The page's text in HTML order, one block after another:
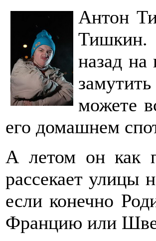
Антон
Тишкин.
назад
можете
его домашнем
А летом он как
рассекает улицы
если конечно
Францию или